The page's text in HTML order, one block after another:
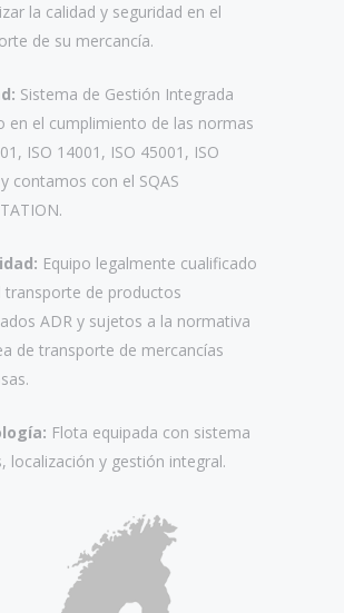
la calidad y seguridad en el
de su mercancía.
Sistema de Gestión Integrada
en el cumplimiento de las normas
ISO 14001, ISO 45001, ISO
contamos con el SQAS
Equipo legalmente cualificado
transporte de productos
ADR y sujetos a la normativa
de transporte de mercancías
Flota equipada con sistema
localización y gestión integral.